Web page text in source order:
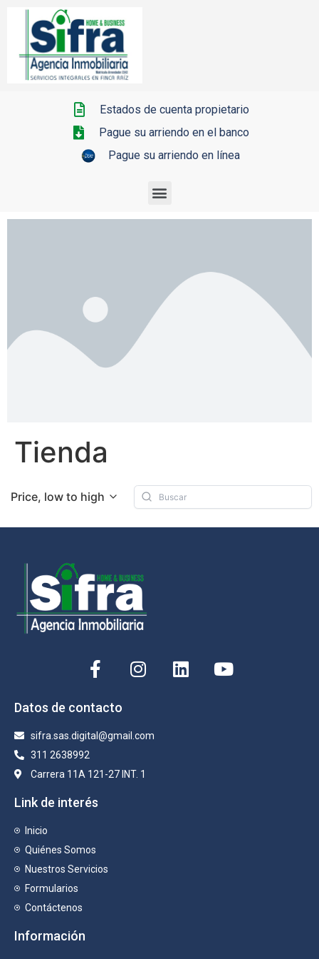
Estados de cuenta propietario
Pague su arriendo en el banco
Pague su arriendo en línea
Tienda
Price, low to high
Datos de contacto
sifra.sas.digital@gmail.com
311 2638992
Carrera 11A 121-27 INT. 1
Link de interés
Inicio
Quiénes Somos
Nuestros Servicios
Formularios
Contáctenos
Información